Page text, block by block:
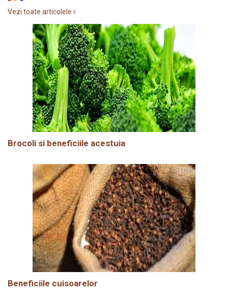
Vezi toate articolele
Brocoli si beneficiile acestuia
Beneficiile cuisoarelor